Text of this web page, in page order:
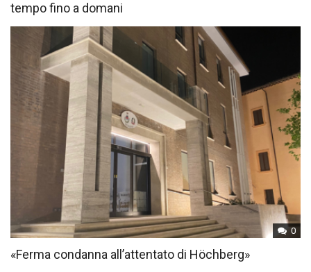
tempo fino a domani
0
«Ferma condanna all’attentato di Höchberg»